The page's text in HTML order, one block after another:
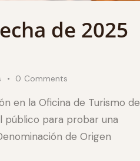
de 2025
0 Comments
en la Oficina de Turismo de
público para probar una
de Origen